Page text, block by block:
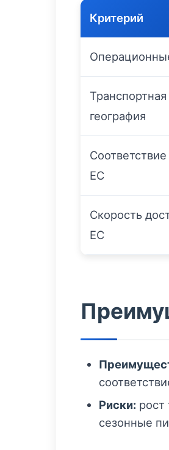
Критерий
Транспортная
география
ЕС
Скорость
ЕС
Риски: рост
сезонные